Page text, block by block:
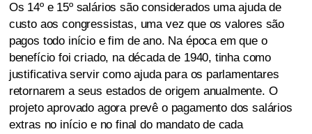
Os 14º e 15º salários são considerados uma ajuda de
custo aos congressistas, uma vez que os valores são
pagos todo início e fim de ano. Na época em que o
benefício foi criado, na década de 1940, tinha como
justificativa servir como ajuda para os parlamentares
retornarem a seus estados de origem anualmente. O
projeto aprovado agora prevê o pagamento dos salários
extras no início e no final do mandato de cada